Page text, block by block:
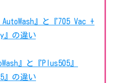
』と『705 Vac +
』の違い
』と『Plus505』
』の違い